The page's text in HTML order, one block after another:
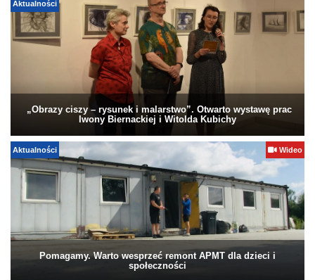
Aktualności
„Obrazy ciszy – rysunek i malarstwo”. Otwarto wystawę prac
Iwony Biernackiej i Witolda Kubichy
Aktualności Wideo
Pomagamy. Warto wesprzeć remont APMT dla dzieci i
społeczności